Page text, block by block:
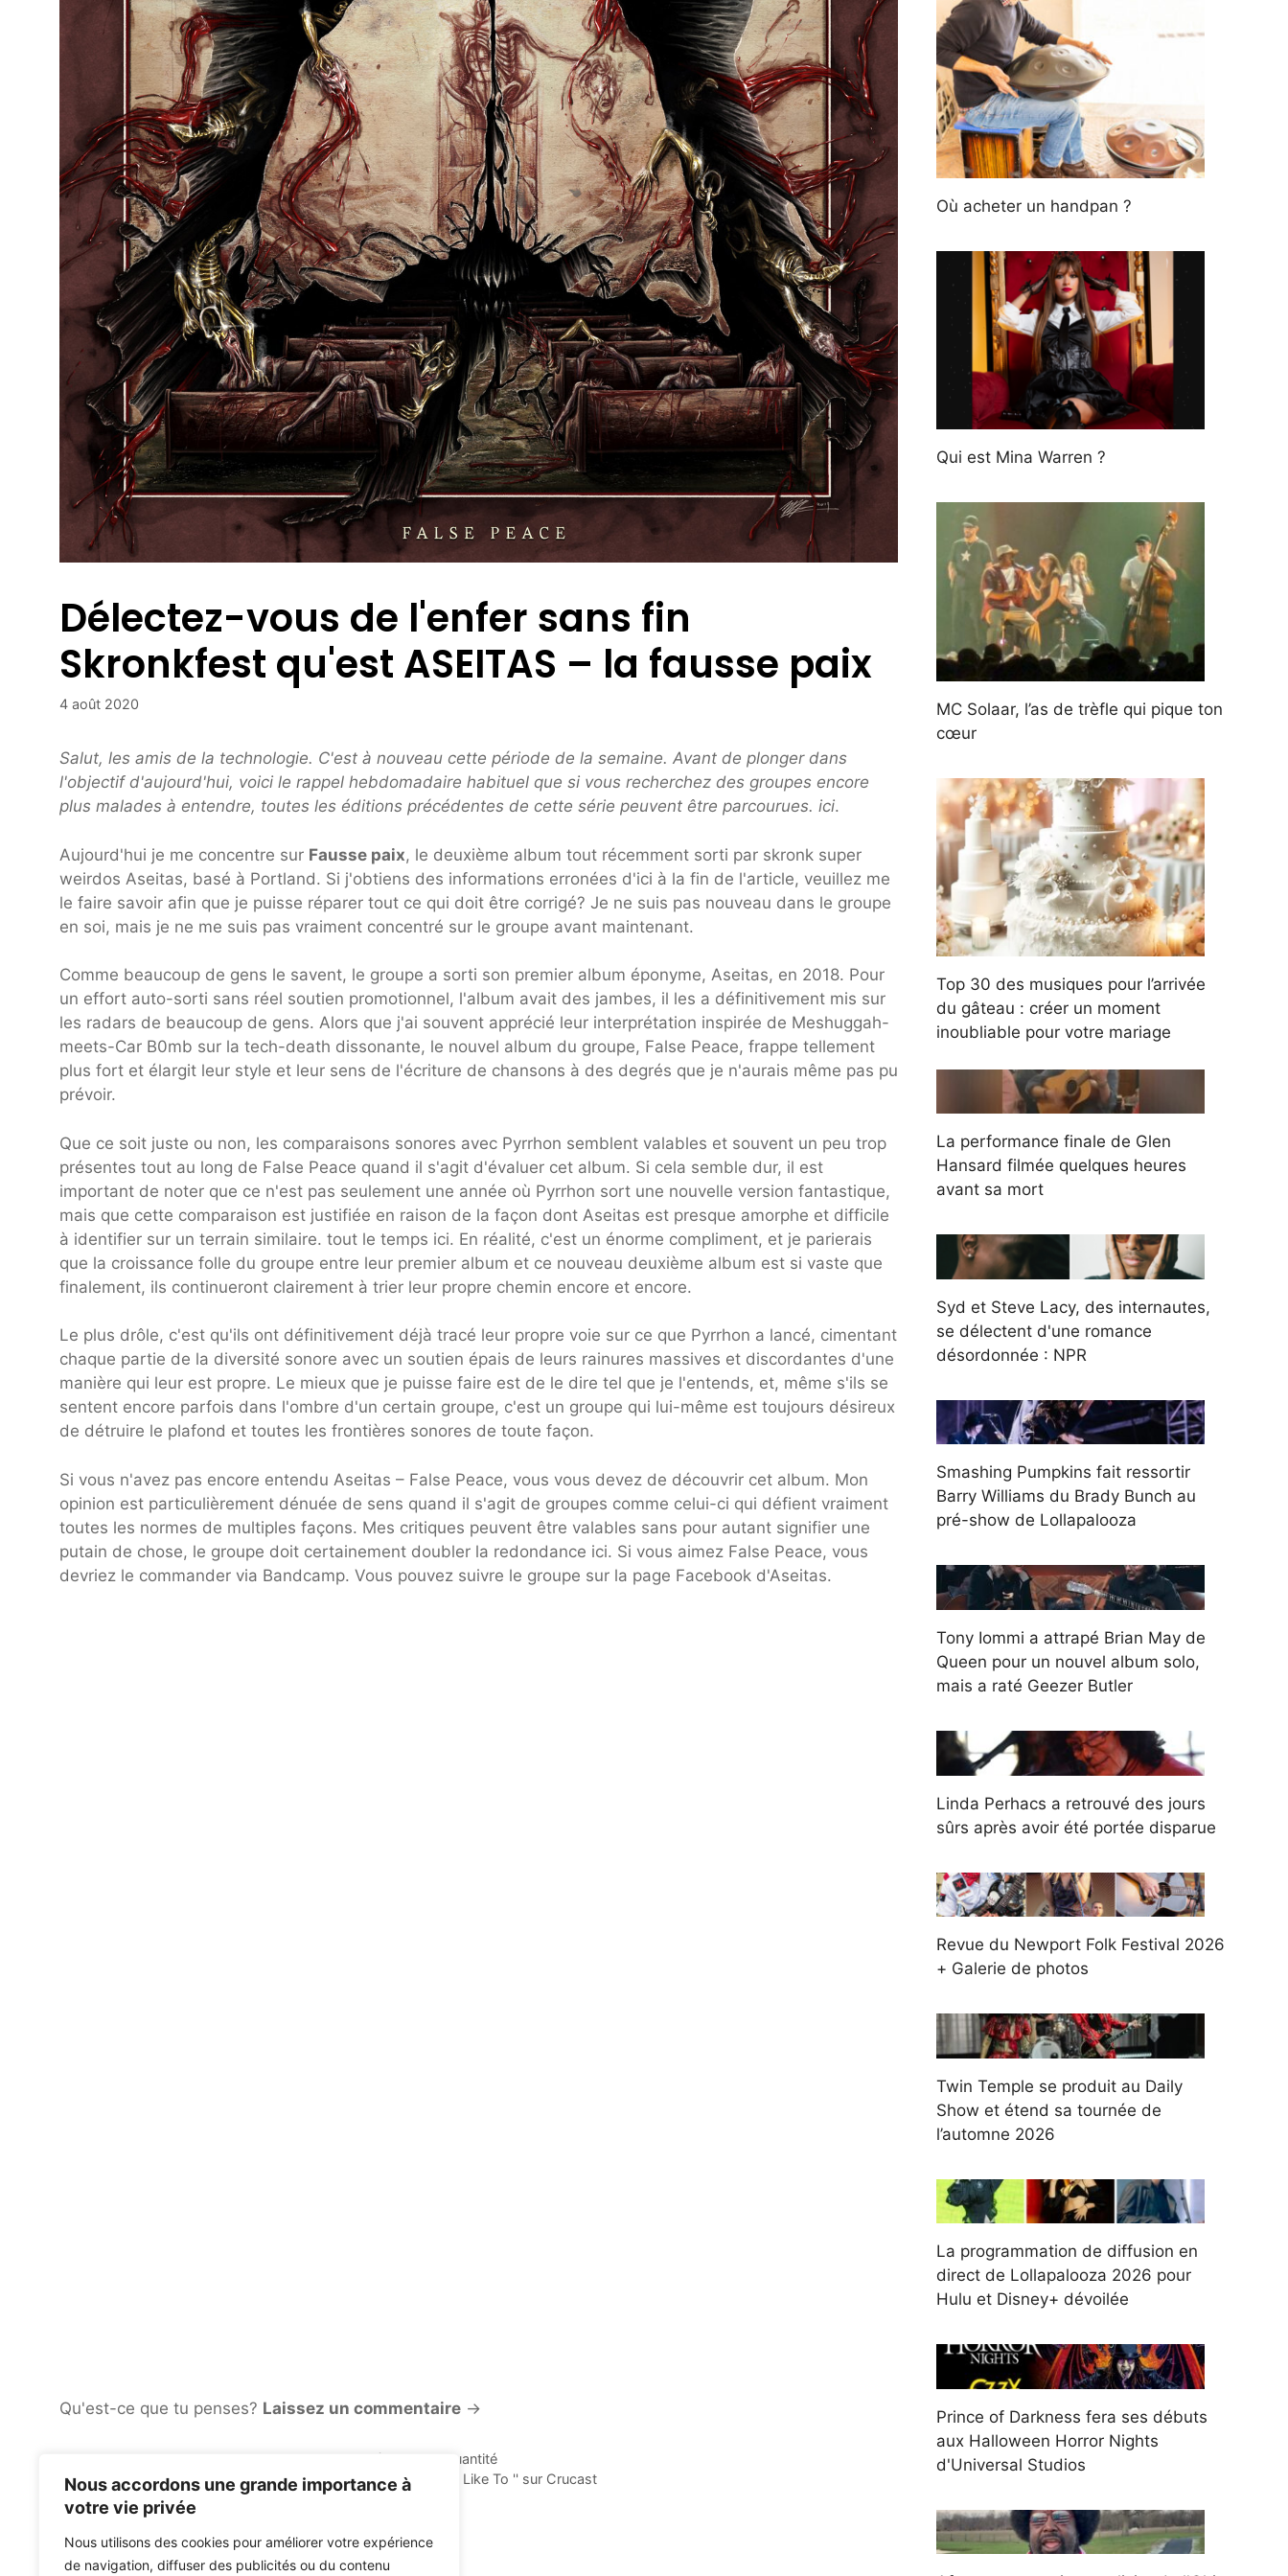
Nous accordons une grande importance à
votre vie privée
Nous utilisons des cookies pour améliorer votre expérience
de navigation, diffuser des publicités ou du contenu
Délectez-vous de l'enfer sans fin
Skronkfest qu'est ASEITAS – la fausse paix
4 août 2020
Salut, les amis de la technologie. C'est à nouveau cette période de la semaine. Avant de plonger dans
l'objectif d'aujourd'hui, voici le rappel hebdomadaire habituel que si vous recherchez des groupes encore
plus malades à entendre, toutes les éditions précédentes de cette série peuvent être parcourues. ici.
Aujourd'hui je me concentre sur Fausse paix, le deuxième album tout récemment sorti par skronk super
weirdos Aseitas, basé à Portland. Si j'obtiens des informations erronées d'ici à la fin de l'article, veuillez me
le faire savoir afin que je puisse réparer tout ce qui doit être corrigé? Je ne suis pas nouveau dans le groupe
en soi, mais je ne me suis pas vraiment concentré sur le groupe avant maintenant.
Comme beaucoup de gens le savent, le groupe a sorti son premier album éponyme, Aseitas, en 2018. Pour
un effort auto-sorti sans réel soutien promotionnel, l'album avait des jambes, il les a définitivement mis sur
les radars de beaucoup de gens. Alors que j'ai souvent apprécié leur interprétation inspirée de Meshuggah-
meets-Car B0mb sur la tech-death dissonante, le nouvel album du groupe, False Peace, frappe tellement
plus fort et élargit leur style et leur sens de l'écriture de chansons à des degrés que je n'aurais même pas pu
prévoir.
Que ce soit juste ou non, les comparaisons sonores avec Pyrrhon semblent valables et souvent un peu trop
présentes tout au long de False Peace quand il s'agit d'évaluer cet album. Si cela semble dur, il est
important de noter que ce n'est pas seulement une année où Pyrrhon sort une nouvelle version fantastique,
mais que cette comparaison est justifiée en raison de la façon dont Aseitas est presque amorphe et difficile
à identifier sur un terrain similaire. tout le temps ici. En réalité, c'est un énorme compliment, et je parierais
que la croissance folle du groupe entre leur premier album et ce nouveau deuxième album est si vaste que
finalement, ils continueront clairement à trier leur propre chemin encore et encore.
Le plus drôle, c'est qu'ils ont définitivement déjà tracé leur propre voie sur ce que Pyrrhon a lancé, cimentant
chaque partie de la diversité sonore avec un soutien épais de leurs rainures massives et discordantes d'une
manière qui leur est propre. Le mieux que je puisse faire est de le dire tel que je l'entends, et, même s'ils se
sentent encore parfois dans l'ombre d'un certain groupe, c'est un groupe qui lui-même est toujours désireux
de détruire le plafond et toutes les frontières sonores de toute façon.
Si vous n'avez pas encore entendu Aseitas – False Peace, vous vous devez de découvrir cet album. Mon
opinion est particulièrement dénuée de sens quand il s'agit de groupes comme celui-ci qui défient vraiment
toutes les normes de multiples façons. Mes critiques peuvent être valables sans pour autant signifier une
putain de chose, le groupe doit certainement doubler la redondance ici. Si vous aimez False Peace, vous
devriez le commander via Bandcamp. Vous pouvez suivre le groupe sur la page Facebook d'Aseitas.
Qu'est-ce que tu penses? Laissez un commentaire →
L'agneau de Dieu a maintenant son propre café en petite quantité
Your EDM Guest Mix: Annix célèbre son nouveau single « I Like To '' sur Crucast
Où acheter un handpan ?
Qui est Mina Warren ?
MC Solaar, l’as de trèfle qui pique ton
cœur
Top 30 des musiques pour l’arrivée
du gâteau : créer un moment
inoubliable pour votre mariage
La performance finale de Glen
Hansard filmée quelques heures
avant sa mort
Syd et Steve Lacy, des internautes,
se délectent d'une romance
désordonnée : NPR
Smashing Pumpkins fait ressortir
Barry Williams du Brady Bunch au
pré-show de Lollapalooza
Tony Iommi a attrapé Brian May de
Queen pour un nouvel album solo,
mais a raté Geezer Butler
Linda Perhacs a retrouvé des jours
sûrs après avoir été portée disparue
Revue du Newport Folk Festival 2026
+ Galerie de photos
Twin Temple se produit au Daily
Show et étend sa tournée de
l’automne 2026
La programmation de diffusion en
direct de Lollapalooza 2026 pour
Hulu et Disney+ dévoilée
Prince of Darkness fera ses débuts
aux Halloween Horror Nights
d'Universal Studios